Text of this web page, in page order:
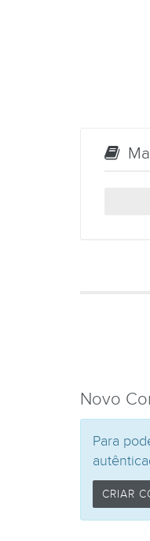
Novo
Para
CRIAR